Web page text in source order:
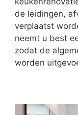
de leidingen,
verplaatst
neemt u best
zodat de
worden